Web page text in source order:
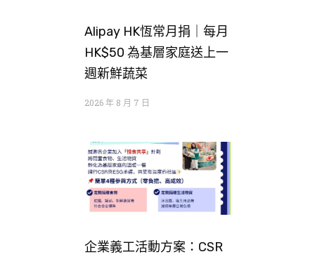
Alipay HK恆常月捐｜每月
HK$50 為基層家庭送上一
週新鮮蔬菜
2026 年 8 月 7 日
企業義工活動方案：CSR